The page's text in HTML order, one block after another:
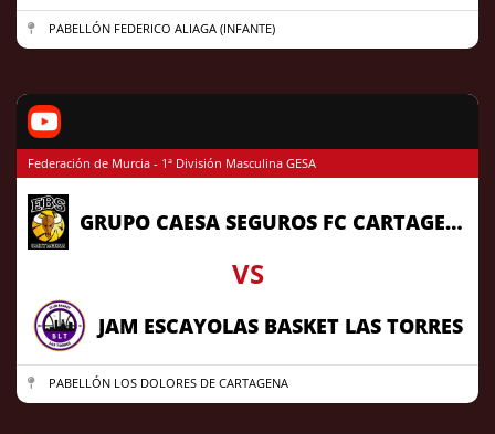
PABELLÓN FEDERICO ALIAGA (INFANTE)
Federación de Murcia - 1ª División Masculina GESA
GRUPO CAESA SEGUROS FC CARTAGENA CB
VS
JAM ESCAYOLAS BASKET LAS TORRES
PABELLÓN LOS DOLORES DE CARTAGENA